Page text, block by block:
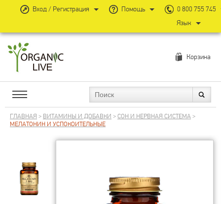
Корзина
ГЛАВНАЯ > ВИТАМИНЫ И ДОБАВКИ >СОН И НЕРВНАЯ СИСТЕМА>
МЕЛАТОНИН И УСПОКОИТЕЛЬНЫЕ
Вход / Регистрация Помощь
0 800 755 745
Язык